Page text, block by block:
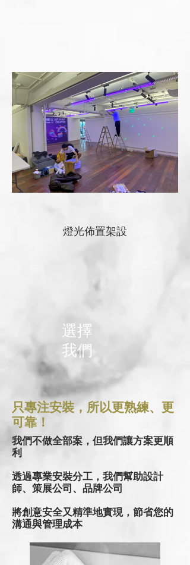
燈光佈置架設
選擇
我們
只專注安裝，所以更熟練、更
可靠！
我們不做全部案，但我們讓方案更順
利
透過專業安裝分工，我們幫助設計
師、策展公司、品牌公司
將創意安全又精準地實現，節省您的
溝通與管理成本